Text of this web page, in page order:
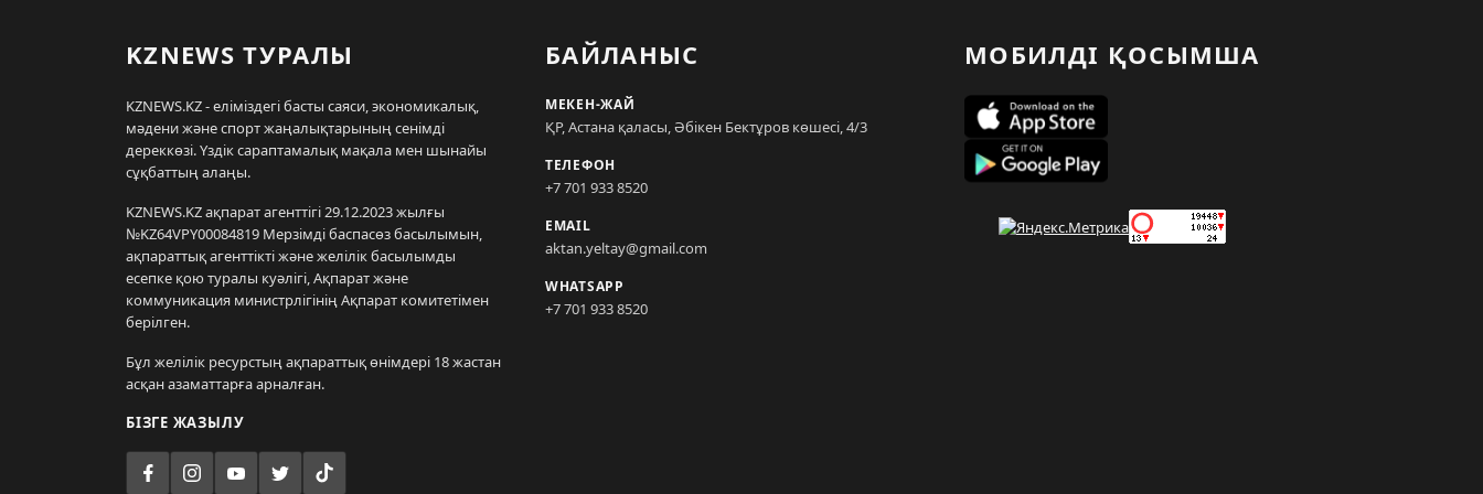
KZNEWS ТУРАЛЫ
KZNEWS.KZ - еліміздегі басты саяси, экономикалық,
мәдени және спорт жаңалықтарының сенімді
дереккөзі. Үздік сараптамалық мақала мен шынайы
сұқбаттың алаңы.
KZNEWS.KZ ақпарат агенттігі 29.12.2023 жылғы
№KZ64VPY00084819 Мерзімді баспасөз басылымын,
ақпараттық агенттікті және желілік басылымды
есепке қою туралы куәлігі, Ақпарат және
коммуникация министрлігінің Ақпарат комитетімен
берілген.
Бұл желілік ресурстың ақпараттық өнімдері 18 жастан
асқан азаматтарға арналған.
БІЗГЕ ЖАЗЫЛУ
БАЙЛАНЫС
МЕКЕН-ЖАЙ
ҚР, Астана қаласы, Әбікен Бектұров көшесі, 4/3
ТЕЛЕФОН
+7 701 933 8520
EMAIL
aktan.yeltay@gmail.com
WHATSAPP
+7 701 933 8520
МОБИЛДІ ҚОСЫМША